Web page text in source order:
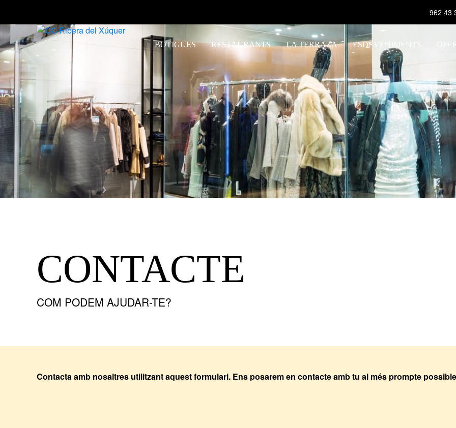
962 43
BOTIGUES RESTAURANTS LA TERRAZA ESDEVENIMENTS
CONTACTE
COM PODEM AJUDAR-TE?
Contacta amb nosaltres utilitzant aquest formulari. Ens posarem en contacte amb tu al més prompte possible